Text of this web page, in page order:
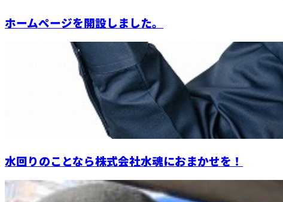
ホームページを開設しました。
水回りのことなら株式会社水魂におまかせを！